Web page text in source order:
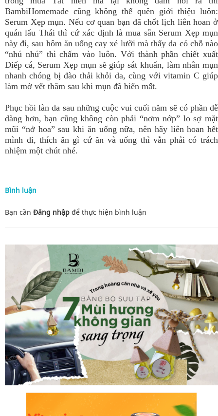
BambiHomemade cũng không thể quên giới thiệu luôn:
Serum Xẹp mụn. Nếu cơ quan bạn đã chốt lịch liên hoan ở
quán lẩu Thái thì cứ xác định là mua sẵn Serum Xẹp mụn
này đi, sau hôm ăn uống cay xé lưỡi mà thấy da có chỗ nào
“nhú nhú” thì chấm vào luôn. Với thành phần chiết xuất
Diếp cá, Serum Xẹp mụn sẽ giúp sát khuẩn, làm nhân mụn
nhanh chóng bị đào thải khỏi da, cùng với vitamin C giúp
làm mờ vết thâm sau khi mụn đã biến mất.
Phục hồi làn da sau những cuộc vui cuối năm sẽ có phần dễ
dàng hơn, bạn cũng không còn phải “nơm nớp” lo sợ mặt
mũi “nở hoa” sau khi ăn uống nữa, nên hãy liên hoan hết
mình đi, thích ăn gì cứ ăn và uống thì vẫn phải có trách
nhiệm một chút nhé.
Bình luận
Bạn cần Đăng nhập để thực hiện bình luận